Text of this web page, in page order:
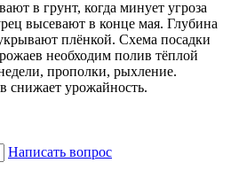
в грунт, когда минует угроза
высевают в конце мая. Глубина
плёнкой. Схема посадки
необходим полив тёплой
прополки, рыхление.
снижает урожайность.
Написать вопрос